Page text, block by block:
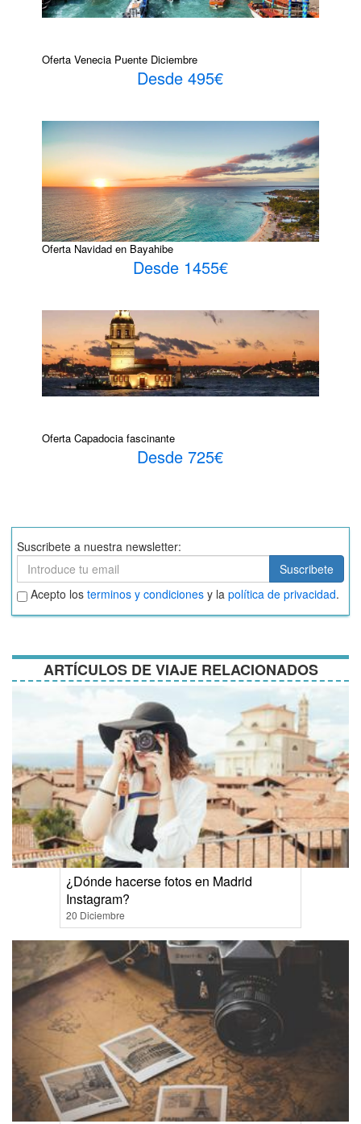
Oferta Venecia Puente Diciembre
Desde 495€
Oferta Navidad en Bayahibe
Desde 1455€
Oferta Capadocia fascinante
Desde 725€
Suscribete a nuestra newsletter:
Suscribete
Suscribete
Aceptar
términos
y
Acepto los terminos y condiciones y la política de privacidad.
ARTÍCULOS DE VIAJE RELACIONADOS
¿Dónde hacerse fotos en Madrid
Instagram?
20 Diciembre